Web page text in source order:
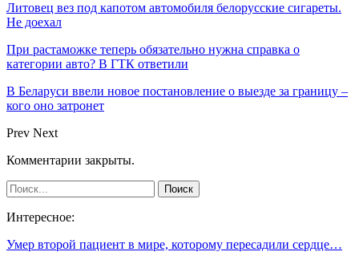
Литовец вез под капотом автомобиля белорусские сигареты.
Не доехал
При растаможке теперь обязательно нужна справка о
категории авто? В ГТК ответили
В Беларуси ввели новое постановление о выезде за границу –
кого оно затронет
Prev Next
Комментарии закрыты.
Интересное:
Умер второй пациент в мире, которому пересадили сердце…